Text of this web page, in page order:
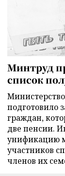
Минтруд
список
подготовило
граждан,
две пенсии.
унификацию
участников
членов их